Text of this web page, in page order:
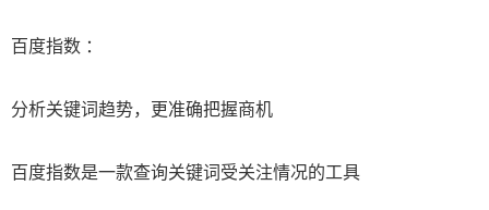
百度指数 ：
分析关键词趋势，更准确把握商机
百度指数是一款查询关键词受关注情况的工具